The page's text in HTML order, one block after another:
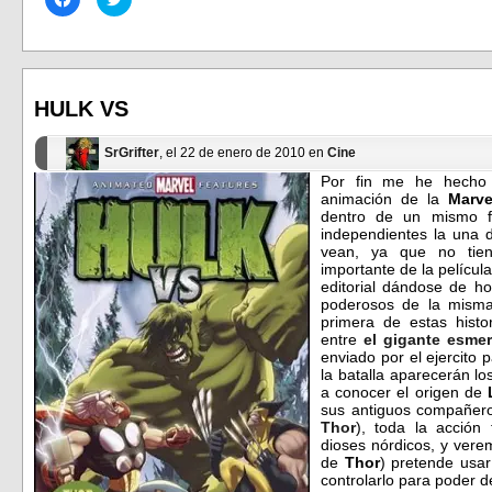
clic
en
(Se
en
una
nueva)
clic
en
(Se
en
una
nueva)
HULK VS
SrGrifter, el 22 de enero de 2010 en Cine
Por fin me he
animación de la
dentro de un mismo
independientes la una
vean, ya que no
importante de la
editorial dándose de
poderosos de la
primera de estas
entreel gigante
enviado por el ejercito
la batalla aparecerán
a conocer el origen de
sus antiguos
Thor), toda la acción
dioses nórdicos, y
de Thor) pretende
controlarlo para poder